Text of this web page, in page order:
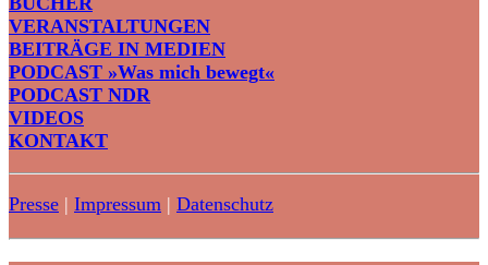
VERANSTALTUNGEN
BEITRÄGE IN MEDIEN
PODCAST »Was mich bewegt«
PODCAST NDR
VIDEOS
KONTAKT
Presse | Impressum | Datenschutz